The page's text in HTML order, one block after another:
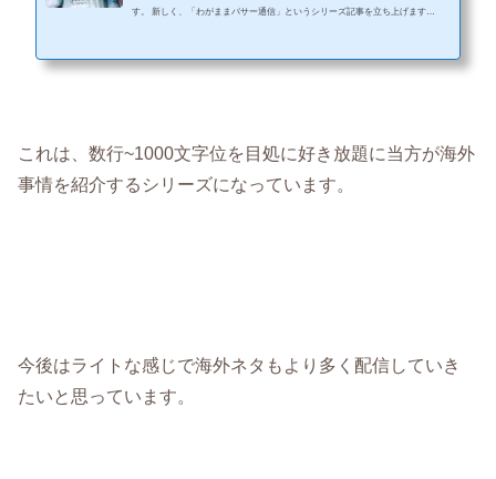
す。 新しく、「わがままバサー通信」というシリーズ記事を立ち上げます
これは、数行~1000文字位を目処に好き放題に当方が海外
事情を紹介するシリーズになっています。
今後はライトな感じで海外ネタもより多く配信していき
たいと思っています。